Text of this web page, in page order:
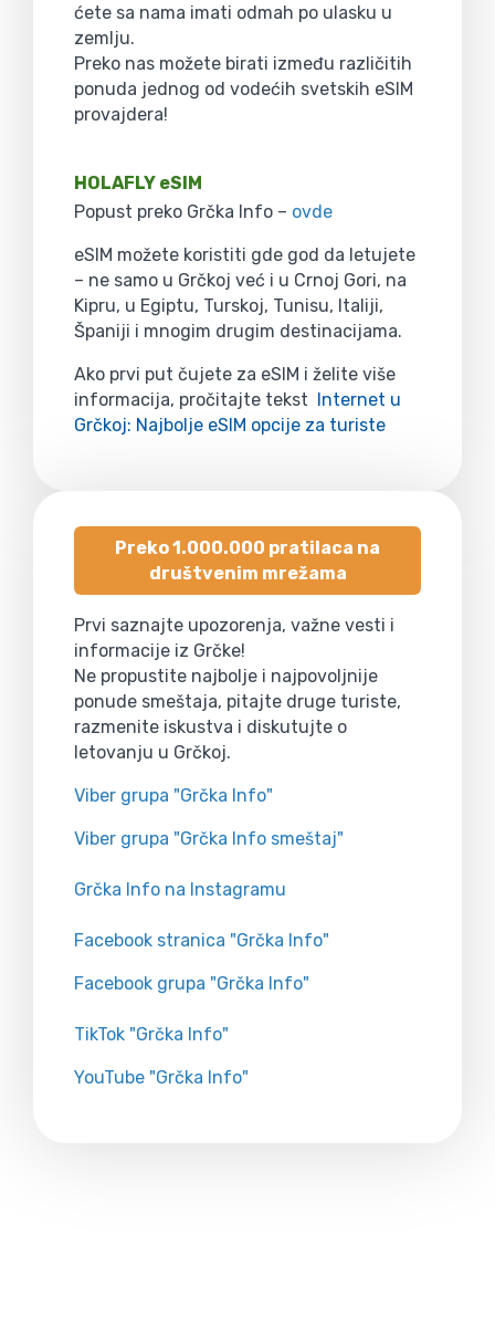
ćete sa nama imati odmah po ulasku u
zemlju.
Preko nas možete birati između različitih
ponuda jednog od vodećih svetskih eSIM
provajdera!
HOLAFLY eSIM
Popust preko Grčka Info – ovde
eSIM možete koristiti gde god da letujete
– ne samo u Grčkoj već i u Crnoj Gori, na
Kipru, u Egiptu, Turskoj, Tunisu, Italiji,
Španiji i mnogim drugim destinacijama.
Ako prvi put čujete za eSIM i želite više
informacija, pročitajte tekst Internet u
Grčkoj: Najbolje eSIM opcije za turiste
Preko 1.000.000 pratilaca na
društvenim mrežama
Prvi saznajte upozorenja, važne vesti i
informacije iz Grčke!
Ne propustite najbolje i najpovoljnije
ponude smeštaja, pitajte druge turiste,
razmenite iskustva i diskutujte o
letovanju u Grčkoj.
Viber grupa "Grčka Info"
Viber grupa "Grčka Info smeštaj"
Grčka Info na Instagramu
Facebook stranica "Grčka Info"
Facebook grupa "Grčka Info"
TikTok "Grčka Info"
YouTube "Grčka Info"